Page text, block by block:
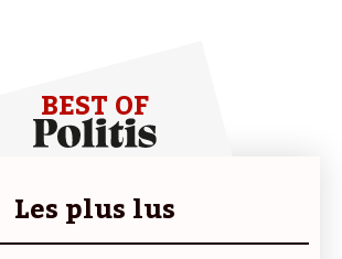
BEST OF
Les plus lus